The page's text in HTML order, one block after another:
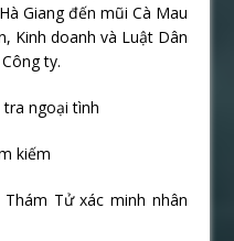
Giang đến mũi Cà Mau
Kinh doanh và Luật Dân
ty.
ngoại tình
kiếm
Tử xác minh nhân